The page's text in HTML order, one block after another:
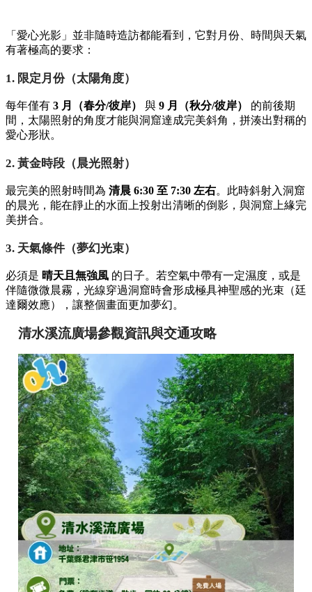
「愛心光影」並非隨時造訪都能看到，它對月份、時間與天氣
有著極高的要求：
1. 限定月份（太陽角度）
每年僅有 3 月（春分/彼岸） 與 9 月（秋分/彼岸）
的前後期
間，太陽照射的角度才能與洞窟達成完美斜角，拼湊出對稱的
愛心形狀。
2. 黃金時段（晨光照射）
最完美的照射時間為 清晨 6:30 至 7:30 左右。此時斜射入洞窟
的晨光，能在靜止的水面上投射出清晰的倒影，與洞窟上緣完
美拼合。
3. 天氣條件（夢幻光束）
必須是 晴天且無強風 的日子。若空氣中帶有一定濕度，或是
伴隨微微晨霧，光線穿過洞窟時會形成極具神聖感的光束（廷
達爾效應），讓整個畫面更加夢幻。
清水溪流廣場參觀資訊與交通攻略